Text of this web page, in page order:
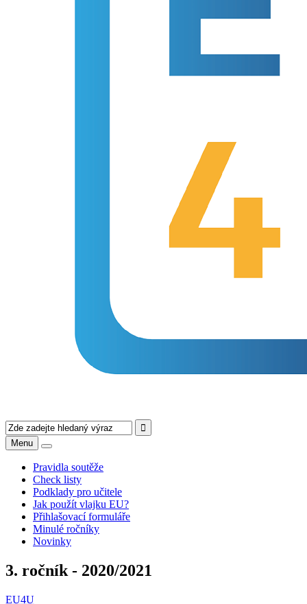
Menu
Pravidla soutěže
Check listy
Podklady pro učitele
Jak použít vlajku EU?
Přihlašovací formuláře
Minulé ročníky
Novinky
3. ročník - 2020/2021
EU4U